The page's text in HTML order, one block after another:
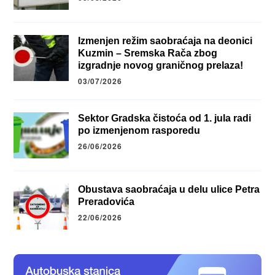
Izmenjen režim saobraćaja na deonici
Kuzmin – Sremska Rača zbog
izgradnje novog graničnog prelaza!
03/07/2026
Sektor Gradska čistoća od 1. jula radi
po izmenjenom rasporedu
26/06/2026
Obustava saobraćaja u delu ulice Petra
Preradovića
22/06/2026